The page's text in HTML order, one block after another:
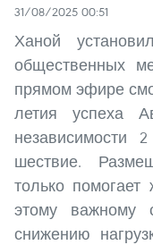
31/08/2025 00:51
Ханой
общественных
прямом эфире
летия успеха
независимости
шествие.
только
этому важному
снижению